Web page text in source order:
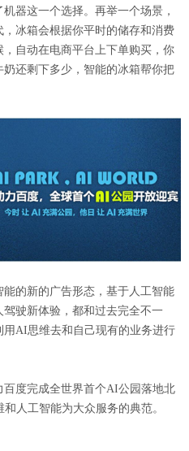
器这一个选择。再举一个场景，
冰箱会根据你平时的储存和消费
自动在电商平台上下单购买，你
还剩下多少，智能的冰箱帮你把
的新的广告形态，基于人工智能
驾驶新体验，都和过去完全不一
AI思维去和自己现有的业务进行
百度完成全世界首个AI公园落地北
人工智能为大众服务的典范。